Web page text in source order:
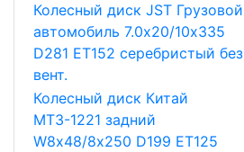
Колесный диск JST Грузовой
автомобиль 7.0х20/10х335
D281 ET152 серебристый без
вент.
Колесный диск Китай
МТЗ-1221 задний
W8х48/8х250 D199 ET125